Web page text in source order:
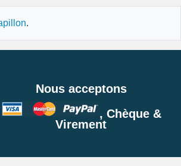
Ajouter au panier
Ajouter au panier
.
Nous acceptons
, Chèque &
Virement